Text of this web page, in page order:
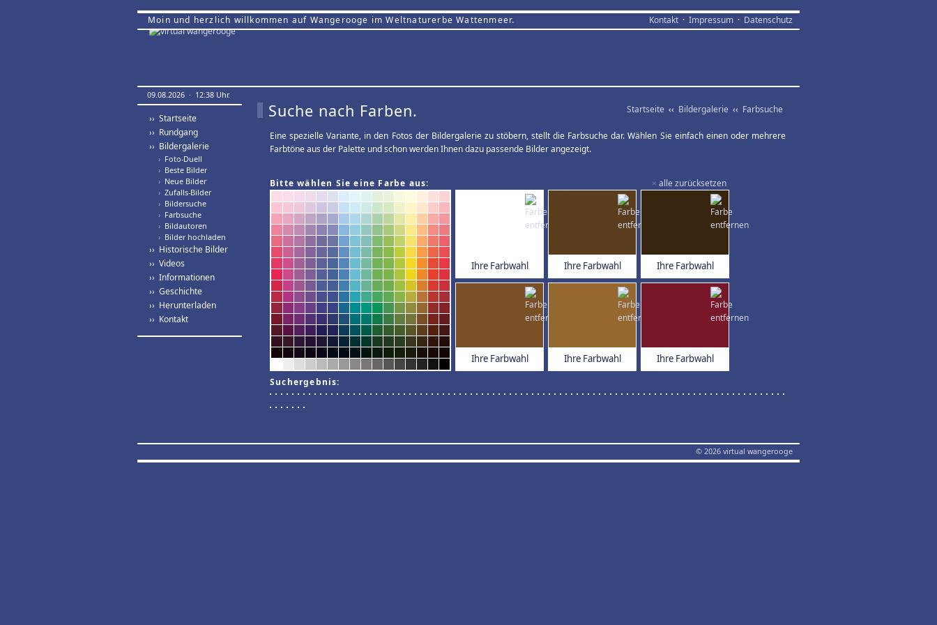
Moin und herzlich willkommen auf Wangerooge im Weltnaturerbe Wattenmeer. Kontakt · Impressum · Datenschutz
09.08.2026 · 12:38 Uhr.
›› Startseite
›› Rundgang
›› Bildergalerie
› Foto-Duell
› Beste Bilder
› Neue Bilder
› Zufalls-Bilder
› Bildersuche
› Farbsuche
› Bildautoren
› Bilder hochladen
›› Historische Bilder
›› Videos
›› Informationen
›› Geschichte
›› Herunterladen
›› Kontakt
Startseite ‹‹ Bildergalerie ‹‹ Farbsuche
Suche nach Farben.
Eine spezielle Variante, in den Fotos der Bildergalerie zu stöbern, stellt die Farbsuche dar. Wählen Sie einfach einen oder mehrere
Farbtöne aus der Palette und schon werden Ihnen dazu passende Bilder angezeigt.
× alle zurücksetzen
Bitte wählen Sie eine Farbe aus:
Ihre Farbwahl Ihre Farbwahl Ihre Farbwahl
Ihre Farbwahl Ihre Farbwahl Ihre Farbwahl
Suchergebnis:
© 2026 virtual wangerooge